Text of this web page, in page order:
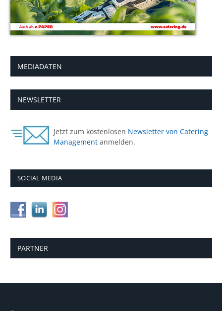
MEDIADATEN
NEWSLETTER
Jetzt zum kostenlosen Newsletter von Catering
Management anmelden.
SOCIAL MEDIA
PARTNER